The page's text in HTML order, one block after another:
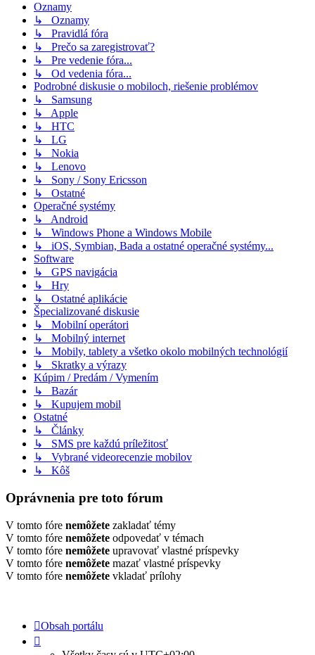
Oznamy
↳ Oznamy
↳ Pravidlá fóra
↳ Prečo sa zaregistrovať?
↳ Pre vedenie fóra...
↳ Od vedenia fóra...
Podrobné diskusie o mobiloch, riešenie problémov
↳ Samsung
↳ Apple
↳ HTC
↳ LG
↳ Nokia
↳ Lenovo
↳ Sony / Sony Ericsson
↳ Ostatné
Operačné systémy
↳ Android
↳ Windows Phone a Windows Mobile
↳ iOS, Symbian, Bada a ostatné operačné systémy...
Software
↳ GPS navigácia
↳ Hry
↳ Ostatné aplikácie
Špecializované diskusie
↳ Mobilní operátori
↳ Mobilný internet
↳ Mobily, tablety a všetko okolo mobilných technológií
↳ Skratky a výrazy
Kúpim / Predám / Vymením
↳ Bazár
↳ Kupujem mobil
Ostatné
↳ Články
↳ SMS pre každú príležitosť
↳ Vybrané videorecenzie mobilov
↳ Kôš
Oprávnenia pre toto fórum
V tomto fóre nemôžete zakladať témy
V tomto fóre nemôžete odpovedať v témach
V tomto fóre nemôžete upravovať vlastné príspevky
V tomto fóre nemôžete mazať vlastné príspevky
V tomto fóre nemôžete vkladať prílohy
Obsah portálu